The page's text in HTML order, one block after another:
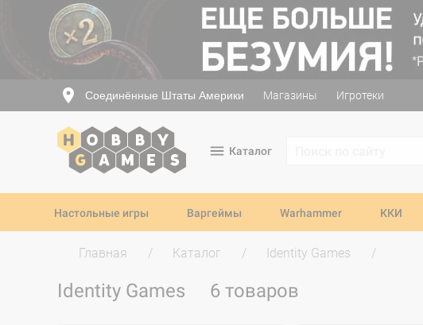
Соединённые Штаты Америки Магазины Игротеки
Каталог
Настольные игры Варгеймы Warhammer ККИ
Главная Каталог Identity Games
Identity Games 6 товаров